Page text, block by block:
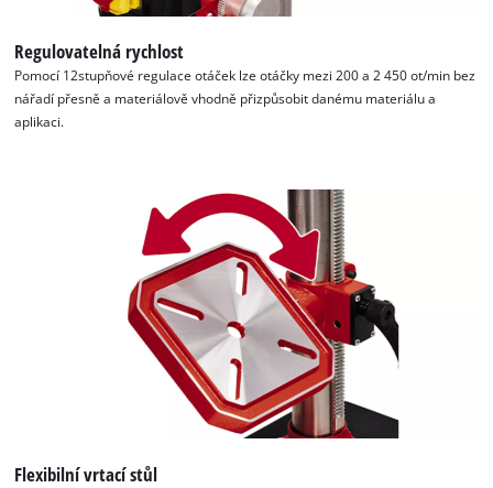
Regulovatelná rychlost
Pomocí 12stupňové regulace otáček lze otáčky mezi 200 a 2 450 ot/min bez
nářadí přesně a materiálově vhodně přizpůsobit danému materiálu a
aplikaci.
Flexibilní vrtací stůl